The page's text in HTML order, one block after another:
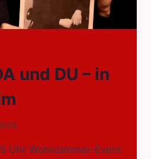
und DU – in
Uhr Wohnzimmer-Event